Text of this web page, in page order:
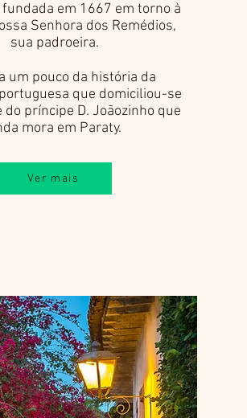
em 1667 em torno à
Senhora dos Remédios,
sua padroeira.
um pouco da história da
que domiciliou-se
do príncipe D. Joãozinho que
mora em Paraty.
Ver mais